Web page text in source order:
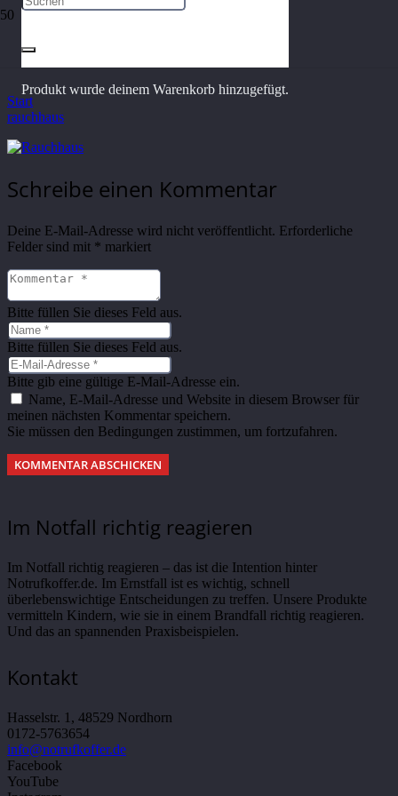
Produkt wurde deinem Warenkorb hinzugefügt.
rauchhaus
Start
rauchhaus
Schreibe einen Kommentar
Deine E-Mail-Adresse wird nicht veröffentlicht. Erforderliche
Felder sind mit * markiert
Bitte füllen Sie dieses Feld aus.
Bitte füllen Sie dieses Feld aus.
Bitte gib eine gültige E-Mail-Adresse ein.
Name, E-Mail-Adresse und Website in diesem Browser für
meinen nächsten Kommentar speichern.
Sie müssen den Bedingungen zustimmen, um fortzufahren.
KOMMENTAR ABSCHICKEN
Im Notfall richtig reagieren
Im Notfall richtig reagieren – das ist die Intention hinter
Notrufkoffer.de. Im Ernstfall ist es wichtig, schnell
überlebenswichtige Entscheidungen zu treffen. Unsere Produkte
vermitteln Kindern, wie sie in einem Brandfall richtig reagieren.
Und das an spannenden Praxisbeispielen.
Kontakt
Hasselstr. 1, 48529 Nordhorn
0172-5763654
info@notrufkoffer.de
Facebook
YouTube